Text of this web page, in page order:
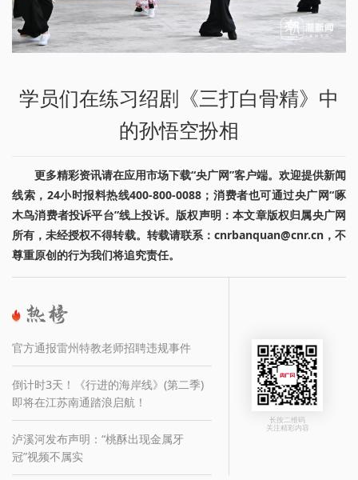
学员们在练习绍剧《三打白骨精》中
的孙悟空扮相
更多精彩资讯请在应用市场下载“央广网”客户端。欢迎提供新闻
线索，24小时报料热线400-800-0088；消费者也可通过央广网“啄
木鸟消费者投诉平台”线上投诉。版权声明：本文章版权归属央广网
所有，未经授权不得转载。转载请联系：cnrbanquan@cnr.cn，不
尊重原创的行为我们将追究责任。
官方通报雷州特教老师招聘违规事件
倒计时3天！《行进的海岸线》(第二季)
即将在江苏南通踏浪启航！
泸溪河发布声明：“桃酥出现金属牙
冠”视频不属实
长按二维码
关注精彩内容